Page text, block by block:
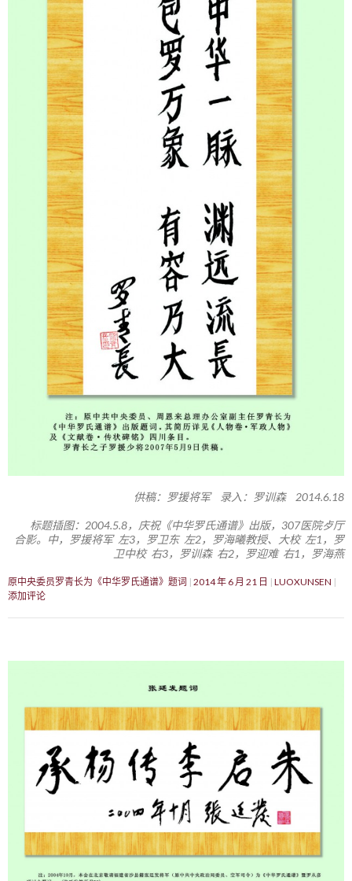
供稿：罗援将军 录入：罗训森 2014.6.18
标题插图：2004.5.8，庆祝《中华罗氏通谱》出版，307医院歺厅
合影。中，罗援将军 左3，罗卫东 左2，罗海曦教授、大校 左1，罗
卫中校 右3，罗训森 右2，罗迎难 右1，罗海燕
原中央委员罗青长为《中华罗氏通谱》题词 2014 年 6 月 21 日
LUOXUNSEN
添加评论